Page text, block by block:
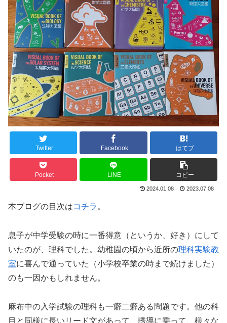
Twitter Facebook はてブ
Pocket LINE コピー
2024.01.08 2023.07.08
本ブログの目次はコチラ 。
息子が中学受験の時に一番得意（というか、好き）にして
いたのが、理科でした。幼稚園の頃から近所の理科実験教
室に喜んで通っていた（小学校卒業の時まで続けました）
のも一因かもしれません。
麻布中の入学試験の理科も一癖二癖ある問題です。他の科
目と同様に長いリード文があって、誘導に乗って、様々な